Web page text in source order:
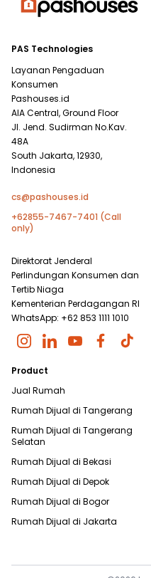
PAS Technologies
Layanan Pengaduan
Konsumen
Pashouses.id
AIA Central, Ground Floor
Jl. Jend. Sudirman No.Kav.
48A
South Jakarta, 12930,
Indonesia
cs@pashouses.id
+62855-7467-7401 (Call
only)
Direktorat Jenderal
Perlindungan Konsumen dan
Tertib Niaga
Kementerian Perdagangan RI
WhatsApp: +62 853 1111 1010
Product
Jual Rumah
Rumah Dijual di Tangerang
Rumah Dijual di Tangerang
Selatan
Rumah Dijual di Bekasi
Rumah Dijual di Depok
Rumah Dijual di Bogor
Rumah Dijual di Jakarta